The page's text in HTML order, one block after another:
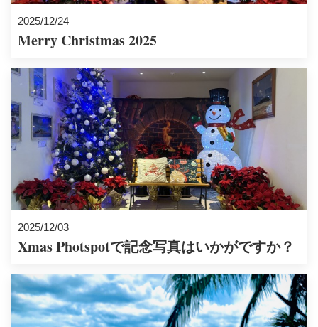
2025/12/24
Merry Christmas 2025
2025/12/03
Xmas Photspotで記念写真はいかがですか？